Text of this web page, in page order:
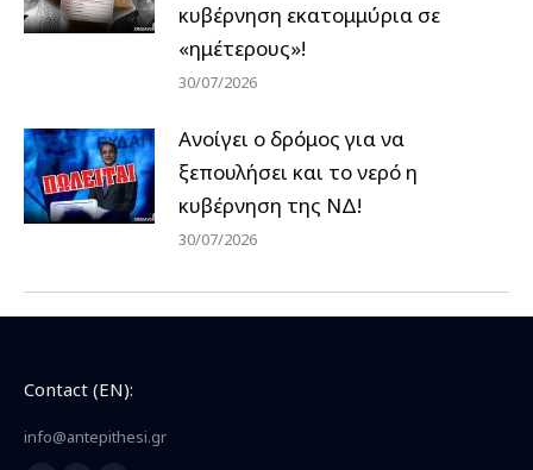
κυβέρνηση εκατομμύρια σε
«ημέτερους»!
30/07/2026
Ανοίγει ο δρόμος για να
ξεπουλήσει και το νερό η
κυβέρνηση της ΝΔ!
30/07/2026
Contact (EN):
info@antepithesi.gr